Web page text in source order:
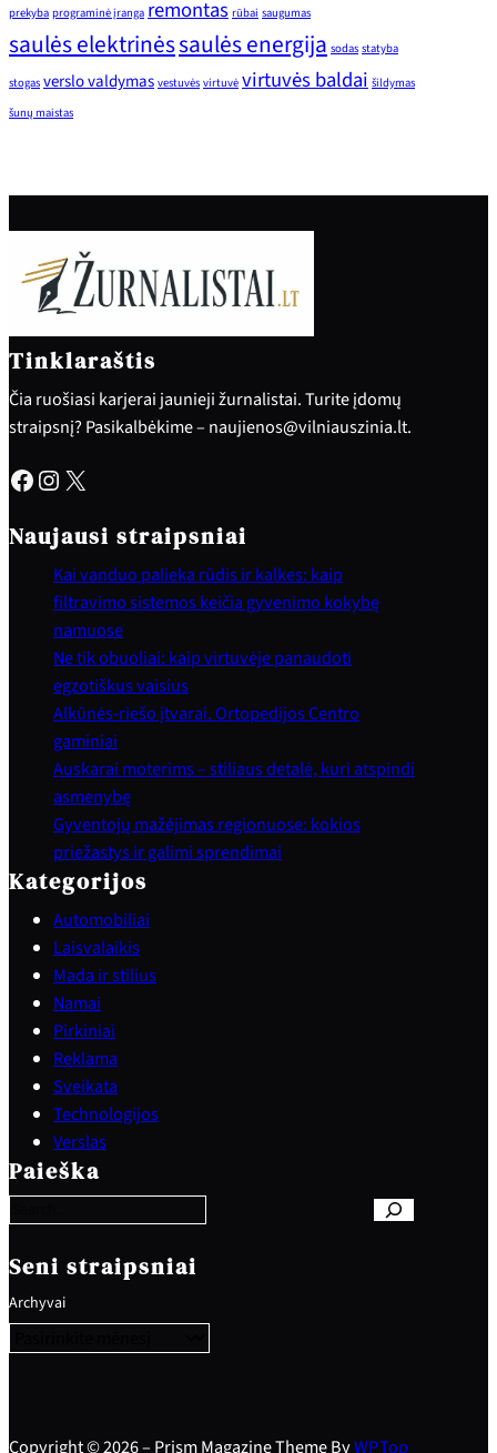
prekyba programinė įranga remontas rūbai saugumas
saulės elektrinėssaulės energija sodas statyba
stogas verslo valdymas vestuvės virtuvė virtuvės baldai šildymas
šunų maistas
Tinklaraštis
Čia ruošiasi karjerai jaunieji žurnalistai. Turite įdomų
straipsnį? Pasikalbėkime – naujienos@vilniauszinia.lt.
Facebook Instagram X
Naujausi straipsniai
Kai vanduo palieka rūdis ir kalkes: kaip
filtravimo sistemos keičia gyvenimo kokybę
namuose
Ne tik obuoliai: kaip virtuvėje panaudoti
egzotiškus vaisius
Alkūnės-riešo įtvarai. Ortopedijos Centro
gaminiai
Auskarai moterims – stiliaus detalė, kuri atspindi
asmenybę
Gyventojų mažėjimas regionuose: kokios
priežastys ir galimi sprendimai
Kategorijos
Automobiliai
Laisvalaikis
Mada ir stilius
Namai
Pirkiniai
Reklama
Sveikata
Technologijos
Verslas
Paieška
e
a
c
h
Seni straipsniai
Archyvai
Copyright © 2026 – Prism Magazine Theme ByWPTop